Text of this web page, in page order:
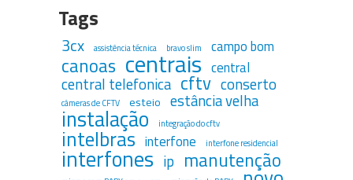
Tags
3cx assistência técnica bravo slim campo bom
canoas centrais central
central telefonica cftv conserto
câmeras de CFTV esteio estância velha
instalação integração do cftv
intelbras interfone interfone residencial
interfones ip manutenção